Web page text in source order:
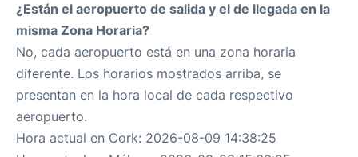
¿Están el aeropuerto de salida y el de llegada en la
misma Zona Horaria?
No, cada aeropuerto está en una zona horaria
diferente. Los horarios mostrados arriba, se
presentan en la hora local de cada respectivo
aeropuerto.
Hora actual en Cork: 2026-08-09 14:38:25